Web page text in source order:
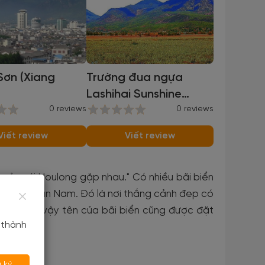
(Xiang
0 reviews
review
Trường đua ngựa
Lashihai Sunshine
Coast
0 reviews
Viết review
núi Houlong gặp nhau." Có nhiều bãi biển
Vân Nam. Đó là nơi thắng cảnh đẹp có
yêu", vì vậy tên của bãi biển cũng được đặt